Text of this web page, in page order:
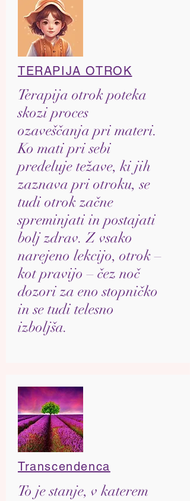
TERAPIJA OTROK
Terapija otrok poteka
skozi proces
ozaveščanja pri materi.
Ko mati pri sebi
predeluje težave, ki jih
zaznava pri otroku, se
tudi otrok začne
spreminjati in postajati
bolj zdrav. Z vsako
narejeno lekcijo, otrok –
kot pravijo – čez noč
dozori za eno stopničko
in se tudi telesno
izboljša.
Transcendenca
To je stanje, v katerem